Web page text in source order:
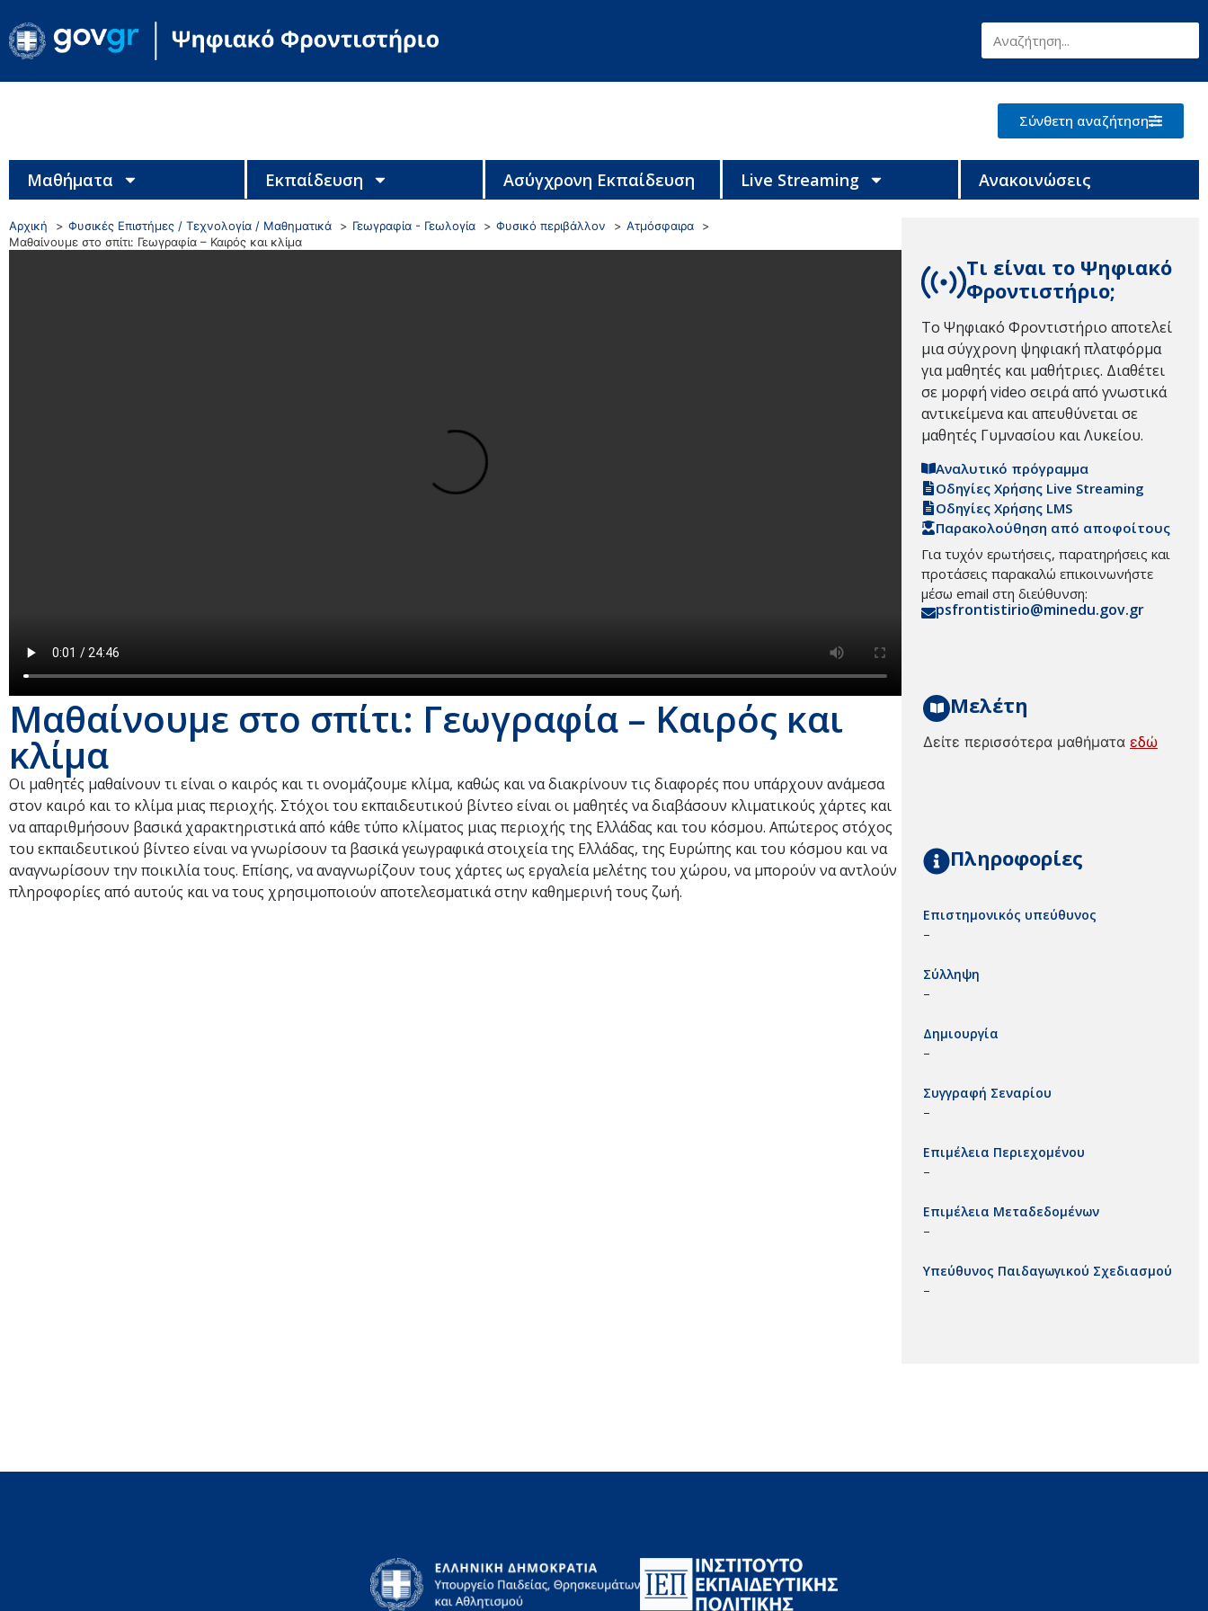
Σύνθετη αναζήτηση
Μαθήματα Εκπαίδευση Ασύγχρονη Εκπαίδευση Live Streaming Ανακοινώσεις
Αρχική Φυσικές Επιστήμες / Τεχνολογία / Μαθηματικά Γεωγραφία - Γεωλογία Φυσικό περιβάλλον
Ατμόσφαιρα
Μαθαίνουμε στο σπίτι: Γεωγραφία – Καιρός και κλίμα
Μαθαίνουμε στο σπίτι: Γεωγραφία – Καιρός και
κλίμα
Οι μαθητές μαθαίνουν τι είναι ο καιρός και τι ονομάζουμε κλίμα, καθώς και να διακρίνουν τις διαφορές που υπάρχουν ανάμεσα
στον καιρό και το κλίμα μιας περιοχής. Στόχοι του εκπαιδευτικού βίντεο είναι οι μαθητές να διαβάσουν κλιματικούς χάρτες και
να απαριθμήσουν βασικά χαρακτηριστικά από κάθε τύπο κλίματος μιας περιοχής της Ελλάδας και του κόσμου. Απώτερος στόχος
του εκπαιδευτικού βίντεο είναι να γνωρίσουν τα βασικά γεωγραφικά στοιχεία της Ελλάδας, της Ευρώπης και του κόσμου και να
αναγνωρίσουν την ποικιλία τους. Επίσης, να αναγνωρίζουν τους χάρτες ως εργαλεία μελέτης του χώρου, να μπορούν να αντλούν
πληροφορίες από αυτούς και να τους χρησιμοποιούν αποτελεσματικά στην καθημερινή τους ζωή.
Τι είναι το Ψηφιακό
Φροντιστήριο;
Το Ψηφιακό Φροντιστήριο αποτελεί
μια σύγχρονη ψηφιακή πλατφόρμα
για μαθητές και μαθήτριες. Διαθέτει
σε μορφή video σειρά από γνωστικά
αντικείμενα και απευθύνεται σε
μαθητές Γυμνασίου και Λυκείου.
Αναλυτικό πρόγραμμα
Οδηγίες Χρήσης Live Streaming
Οδηγίες Χρήσης LMS
Παρακολούθηση από αποφοίτους
Για τυχόν ερωτήσεις, παρατηρήσεις και
προτάσεις παρακαλώ επικοινωνήστε
μέσω email στη διεύθυνση:
psfrontistirio@minedu.gov.gr
Μελέτη
Δείτε περισσότερα μαθήματα εδώ
Πληροφορίες
Επιστημονικός υπεύθυνος
–
Σύλληψη
–
Δημιουργία
–
Συγγραφή Σεναρίου
–
Επιμέλεια Περιεχομένου
–
Επιμέλεια Μεταδεδομένων
–
Υπεύθυνος Παιδαγωγικού Σχεδιασμού
–